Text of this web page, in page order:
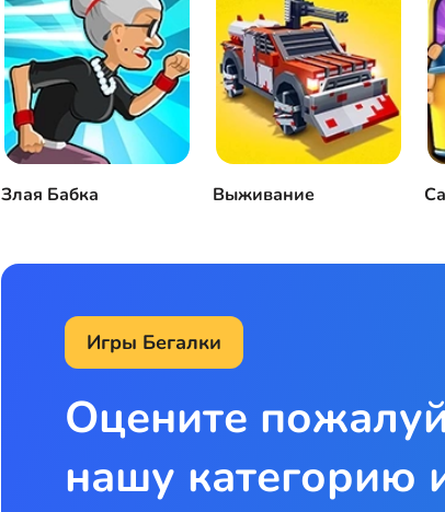
Злая Бабка Выживание
Игры Бегалки
Оцените
нашу категорию